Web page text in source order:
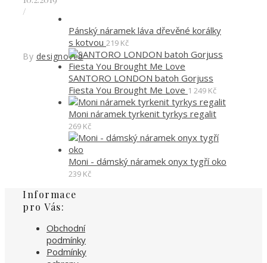
/
By designoved
Pánský náramek láva dřevěné korálky
s kotvou 219 Kč
SANTORO LONDON batoh Gorjuss
Fiesta You Brought Me Love 1 249 Kč
Moni náramek tyrkenit tyrkys regalit
269 Kč
Moni - dámský náramek onyx tygří oko
239 Kč
Informace
pro Vás:
Obchodní
podmínky
Podmínky